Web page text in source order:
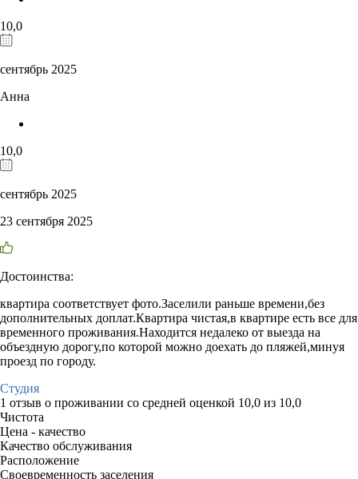
10,0
сентябрь 2025
Анна
10,0
сентябрь 2025
23 сентября 2025
Достоинства:
квартира соответствует фото.Заселили раньше времени,без
дополнительных доплат.Квартира чистая,в квартире есть все для
временного проживания.Находится недалеко от выезда на
объездную дорогу,по которой можно доехать до пляжей,минуя
проезд по городу.
Студия
1 отзыв о проживании со средней оценкой 10,0 из 10,0
Чистота
Цена - качество
Качество обслуживания
Расположение
Своевременность заселения